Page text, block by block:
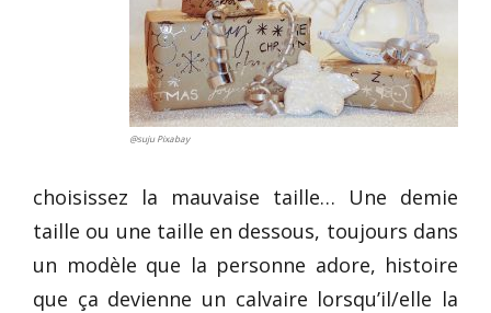
@suju Pixabay
choisissez la mauvaise taille… Une demie
taille ou une taille en dessous, toujours dans
un modèle que la personne adore, histoire
que ça devienne un calvaire lorsqu’il/elle la